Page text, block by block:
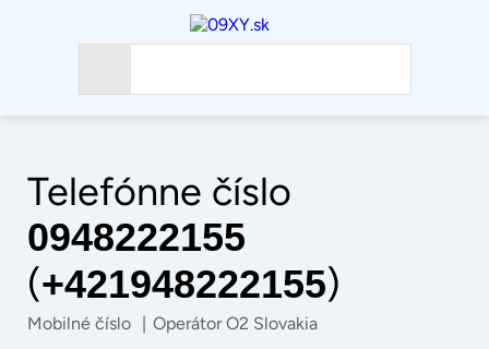
Telefónne číslo
0948222155
(+421948222155)
Mobilné číslo | Operátor O2 Slovakia